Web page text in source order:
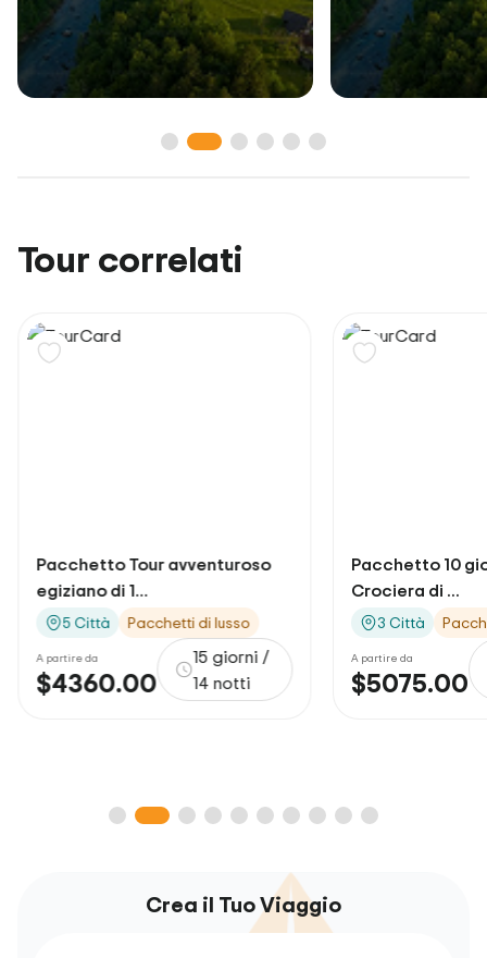
Tour correlati
Pacchetto 10 giorni 9 notti
Crociera di ...
3 Città Pacchetti di lusso
A partire da
$5075.00
10 giorni/9
notti
Offerta
Pacchetto 12
Crociera di...
3 Città
Crea il Tuo Viaggio